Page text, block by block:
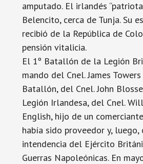
amputado. El irlandés
Belencito, cerca de Tunja. Su
recibió de la República de
pensión vitalicia.
El 1º Batallón de la Legión
mando del Cnel. James
Batallón, del Cnel. John
Legión Irlandesa, del Cnel.
English, hijo de un
había sido proveedor y,
intendencia del Ejército
Guerras Napoleónicas. En